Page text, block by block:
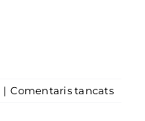
| Comentaris tancatsa